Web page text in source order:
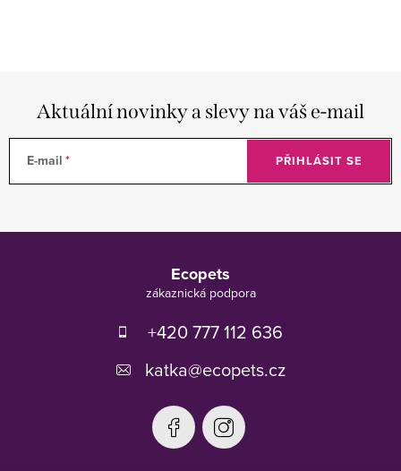
Aktuální novinky a slevy na váš e-mail
E-mail PŘIHLÁSIT SE
Ecopets
+420 777 112 636
katka@ecopets.cz